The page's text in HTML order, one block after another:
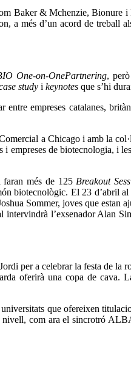
Baker & Mchenzie, Bionure
a més d’un acord de treball
One-on-OnePartnering,
study i keynotes que s’hi
empreses catalanes,
a Chicago i amb la
empreses de biotecnologia, i
faran més de 125Breakout
biotecnològic. El 23 d’abril
Sommer, joves que estan
intervindrà l’exsenador Alan
per a celebrar la festa de la
oferirà una copa de cava.
que ofereixen
nivell, com ara el sincrotró